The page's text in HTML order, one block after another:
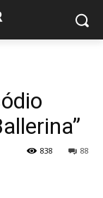
88
838